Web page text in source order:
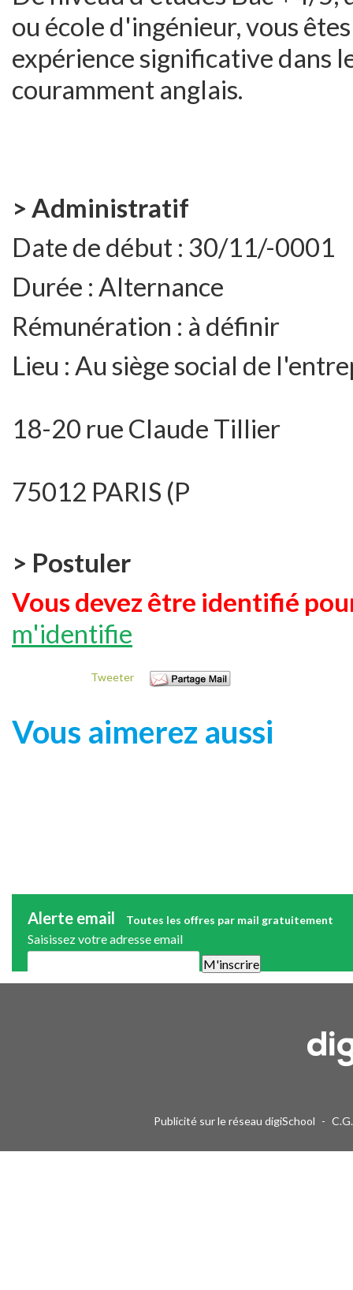
ou école d'ingénieur, vous
expérience significative dans
couramment anglais.
> Administratif
Date de début : 30/11/-0001
Durée : Alternance
Rémunération : à définir
Lieu : Au siège social de
18-20 rue Claude Tillier
75012 PARIS (P
> Postuler
Vous devez être identifié
m'identifie
Tweeter
Vous aimerez aussi
Alerte email Toutes les offres par mail gratuitement
Saisissez votre adresse email
Publicité sur le réseau digiSchool -